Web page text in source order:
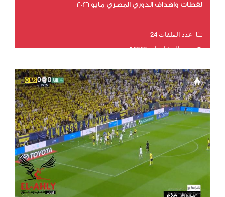
لقطات واهداف الدوري المصري مايو 2026
عدد الملفات 24
عدد المشاهدات 15555